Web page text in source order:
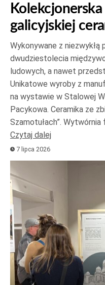
galicyjskiej
Wykonywane z
dwudziestolecia
ludowych, a nawet
Unikatowe wyroby z
na wystawie w Stalowej
Pacykowa. Ceramika ze
Szamotułach”.
Czytaj dalej
7 lipca 2026
Odtwarzacz
plików
dźwiękowych